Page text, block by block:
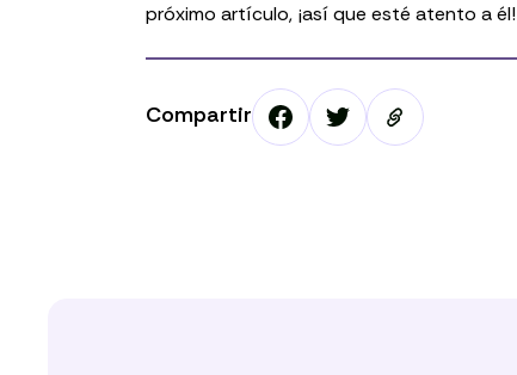
próximo artículo, ¡así que esté atento a él!
Compartir